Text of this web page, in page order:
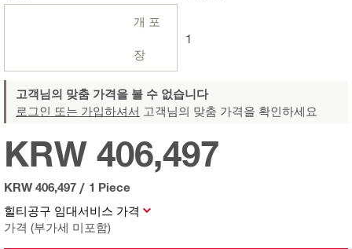
개 포
장
1
고객님의 맞춤 가격을 볼 수 없습니다
로그인 또는 가입하셔서 고객님의 맞춤 가격을 확인하세요
힐티공구 임대서비스 가격
가격 (부가세 미포함)
KRW 406,497
KRW 406,497 / 1 Piece